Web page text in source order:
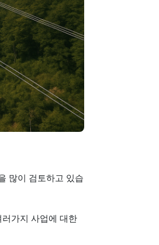
많이 검토하고 있습
가지 사업에 대한